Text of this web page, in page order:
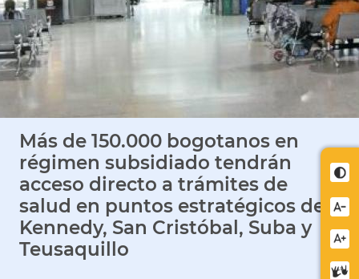
letra
letra
Más de 150.000 bogotanos en
régimen subsidiado tendrán
acceso directo a trámites de
salud en puntos estratégicos de
Kennedy, San Cristóbal, Suba y
Teusaquillo